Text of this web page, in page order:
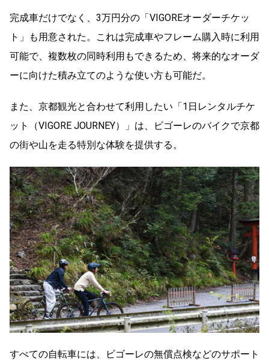
完成車だけでなく、3万円分の「VIGOREオーダーチケッ
ト」も用意された。これは完成車やフレーム購入時に利用
可能で、複数枚の同時利用もできるため、将来的なオーダ
ーに向けた積み立てのような使い方も可能だ。
また、京都観光と合わせて利用したい「1日レンタルチケ
ット（VIGORE JOURNEY）」は、ビゴーレのバイクで京都
の街や山を走る特別な体験を提供する。
すべての自転車には、ビゴーレの無償点検などのサポート